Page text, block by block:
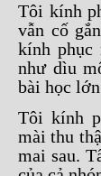
Tôi kính
vẫn cố
kính phục
như dìu
bài học
Tôi kính
mài thu
mai sau.